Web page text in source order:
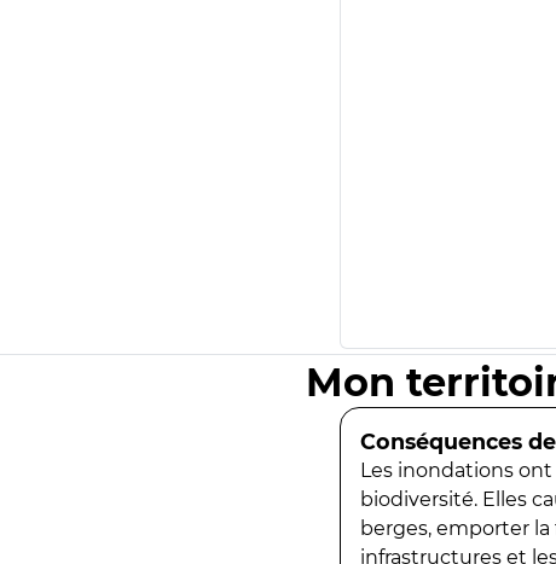
Mon
Conséquences
Les inondations
biodiversité. Elles
berges, emporter
infrastructures et